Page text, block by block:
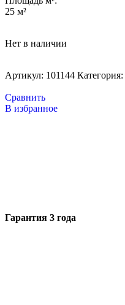
25 м²
Нет в наличии
Артикул: 101144 Категория:
Сравнить
В избранное
Гарантия 3 года